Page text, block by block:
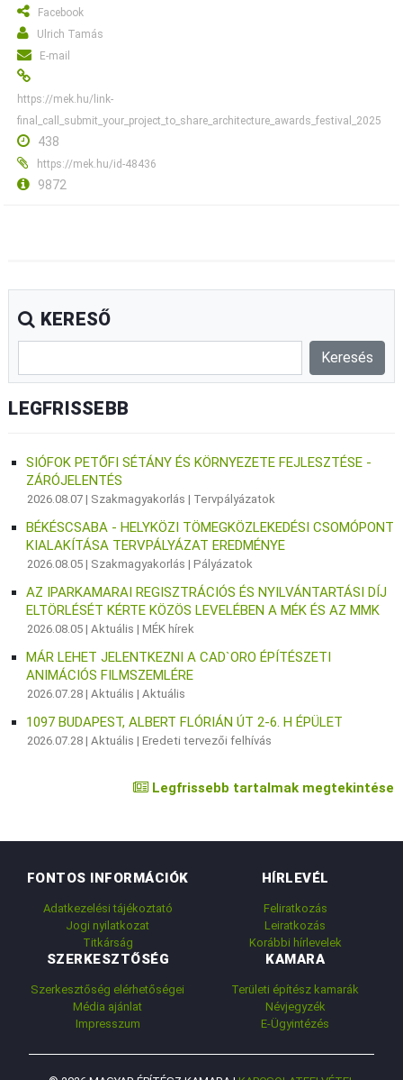
Facebook
Ulrich Tamás
E-mail
https://mek.hu/link-
final_call_submit_your_project_to_share_architecture_awards_festival_2025
438
https://mek.hu/id-48436
9872
KERESŐ
LEGFRISSEBB
SIÓFOK PETŐFI SÉTÁNY ÉS KÖRNYEZETE FEJLESZTÉSE -
ZÁRÓJELENTÉS
2026.08.07 | Szakmagyakorlás | Tervpályázatok
BÉKÉSCSABA - HELYKÖZI TÖMEGKÖZLEKEDÉSI CSOMÓPONT
KIALAKÍTÁSA TERVPÁLYÁZAT EREDMÉNYE
2026.08.05 | Szakmagyakorlás |Pályázatok
AZ IPARKAMARAI REGISZTRÁCIÓS ÉS NYILVÁNTARTÁSI DÍJ
ELTÖRLÉSÉT KÉRTE KÖZÖS LEVELÉBEN A MÉK ÉS AZ MMK
2026.08.05 |Aktuális |MÉK hírek
MÁR LEHET JELENTKEZNI A CAD`ORO ÉPÍTÉSZETI
ANIMÁCIÓS FILMSZEMLÉRE
2026.07.28 |Aktuális |Aktuális
1097 BUDAPEST, ALBERT FLÓRIÁN ÚT 2-6. H ÉPÜLET
2026.07.28 |Aktuális |Eredeti tervezői felhívás
Legfrissebb tartalmak megtekintése
FONTOS INFORMÁCIÓK
Adatkezelési tájékoztató
Jogi nyilatkozat
Titkárság
HÍRLEVÉL
Feliratkozás
Leiratkozás
Korábbi hírlevelek
SZERKESZTŐSÉG
Szerkesztőség elérhetőségei
Média ajánlat
Impresszum
KAMARA
Területi építész kamarák
Névjegyzék
E-Ügyintézés